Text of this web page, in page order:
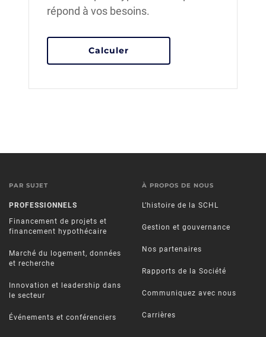
répond à vos besoins.
Calculer
PAR SUJET
PROFESSIONNELS
Financement de projets et
financement hypothécaire
Marché du logement, données
et recherche
Innovation et leadership dans
le secteur
Événements et conférenciers
À PROPOS DE NOUS
L’histoire de la SCHL
Gestion et gouvernance
Nos partenaires
Rapports de la Société
Communiquez avec nous
Carrières